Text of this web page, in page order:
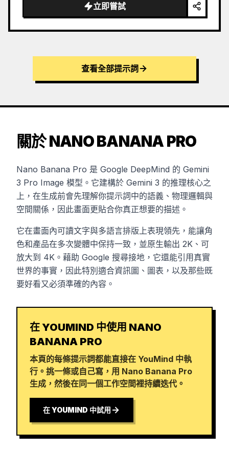
立即嘗試
查看全部提示詞
關於 NANO BANANA PRO
Nano Banana Pro 是 Google DeepMind 的 Gemini
3 Pro Image 模型。它建構於 Gemini 3 的推理核心之
上，在生成前會先理解你提示詞中的語義、物理邏輯與
空間關係，因此畫面更貼合你真正想要的描述。
它在畫面內可讀文字與多語言排版上表現領先，能讓角
色和產品在多次變體中保持一致，並原生輸出 2K、可
放大到 4K。藉助 Google 搜尋接地，它還能引用真實
世界的事實，因此特別適合資訊圖、圖表，以及那些既
要好看又必須準確的內容。
在 YOUMIND 中使用 NANO
BANANA PRO
本頁的每條提示詞都能直接在 YouMind 中執
行。挑一條或自己寫，用 Nano Banana Pro
生成，然後在同一個工作空間裡持續迭代。
在 YOUMIND 中試用